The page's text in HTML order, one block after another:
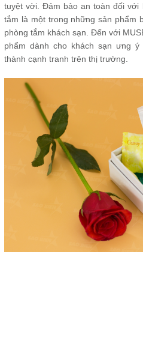
tuyệt vời. Đảm bảo an toàn đối
tắm là một trong những sản phẩm
phòng tắm khách sạn. Đến với
phẩm dành cho khách sạn ưng
thành cạnh tranh trên thị trường.